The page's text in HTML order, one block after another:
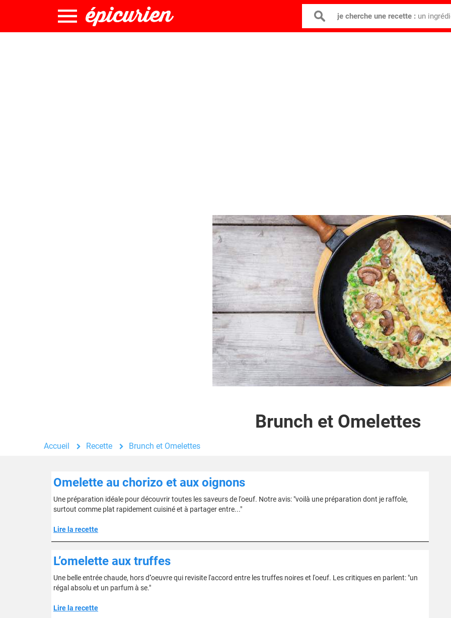
je cherche une recette : un
Brunch et Omelettes
Accueil Recette Brunch et Omelettes
Omelette au chorizo et aux oignons
Une préparation idéale pour découvrir toutes les saveurs de l'oeuf. Notre avis: "voilà une préparation dont je raffole,
surtout comme plat rapidement cuisiné et à partager entre..."
Lire la recette
L’omelette aux truffes
Une belle entrée chaude, hors d''oeuvre qui revisite l'accord entre les truffes noires et l'oeuf. Les critiques en parlent: "un
régal absolu et un parfum à se."
Lire la recette